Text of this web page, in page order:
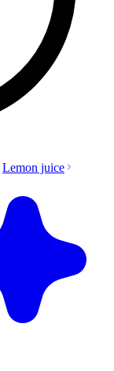
Lemon juice